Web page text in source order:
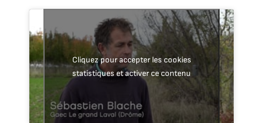
Cliquez pour accepter les cookies
statistiques et activer ce contenu